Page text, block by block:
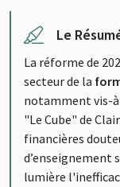
Le
La réforme de
secteur de la
notamment vis-
"Le Cube" de
financières
d’enseignement
lumière